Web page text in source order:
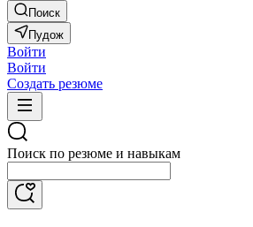
Поиск
Пудож
Войти
Войти
Создать резюме
Поиск по резюме и навыкам